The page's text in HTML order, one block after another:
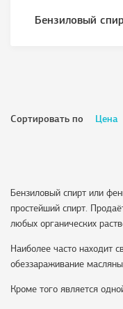
Бензиловый
Сортировать по Цена
Бензиловый спирт или
простейший спирт.
любых органических
Наиболее часто находит
обеззараживание
Кроме того является